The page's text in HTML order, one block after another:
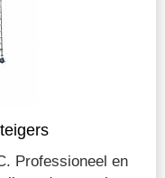
Professioneel en